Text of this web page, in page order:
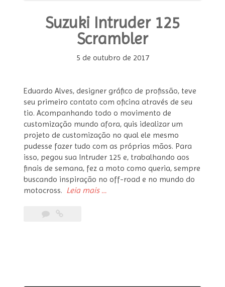
Suzuki Intruder 125
Scrambler
5 de outubro de 2017
Eduardo Alves, designer gráfico de profissão, teve
seu primeiro contato com oficina através de seu
tio. Acompanhando todo o movimento de
customização mundo afora, quis idealizar um
projeto de customização no qual ele mesmo
pudesse fazer tudo com as próprias mãos. Para
isso, pegou sua Intruder 125 e, trabalhando aos
finais de semana, fez a moto como queria, sempre
buscando inspiração no off-road e no mundo do
motocross. Leia mais “Suzuki
…